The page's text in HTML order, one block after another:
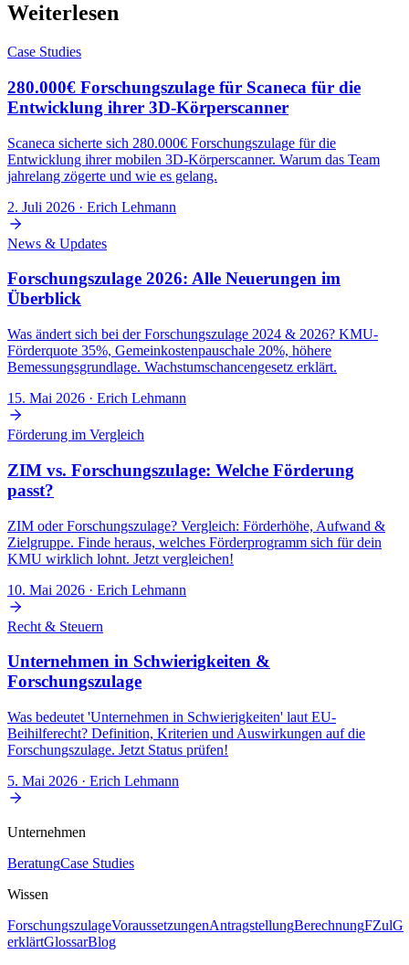
Weiterlesen
Case Studies
280.000€ Forschungszulage für Scaneca für die
Entwicklung ihrer 3D-Körperscanner
Scaneca sicherte sich 280.000€ Forschungszulage für die
Entwicklung ihrer mobilen 3D-Körperscanner. Warum das Team
jahrelang zögerte und wie es gelang.
2. Juli 2026 · Erich Lehmann
News & Updates
Forschungszulage 2026: Alle Neuerungen im
Überblick
Was ändert sich bei der Forschungszulage 2024 & 2026? KMU-
Förderquote 35%, Gemeinkostenpauschale 20%, höhere
Bemessungsgrundlage. Wachstumschancengesetz erklärt.
15. Mai 2026 · Erich Lehmann
Förderung im Vergleich
ZIM vs. Forschungszulage: Welche Förderung
passt?
ZIM oder Forschungszulage? Vergleich: Förderhöhe, Aufwand &
Zielgruppe. Finde heraus, welches Förderprogramm sich für dein
KMU wirklich lohnt. Jetzt vergleichen!
10. Mai 2026 · Erich Lehmann
Recht & Steuern
Unternehmen in Schwierigkeiten &
Forschungszulage
Was bedeutet 'Unternehmen in Schwierigkeiten' laut EU-
Beihilferecht? Definition, Kriterien und Auswirkungen auf die
Forschungszulage. Jetzt Status prüfen!
5. Mai 2026 · Erich Lehmann
Unternehmen
BeratungCase Studies
Wissen
ForschungszulageVoraussetzungenAntragstellungBerechnungFZulG
erklärtGlossarBlog